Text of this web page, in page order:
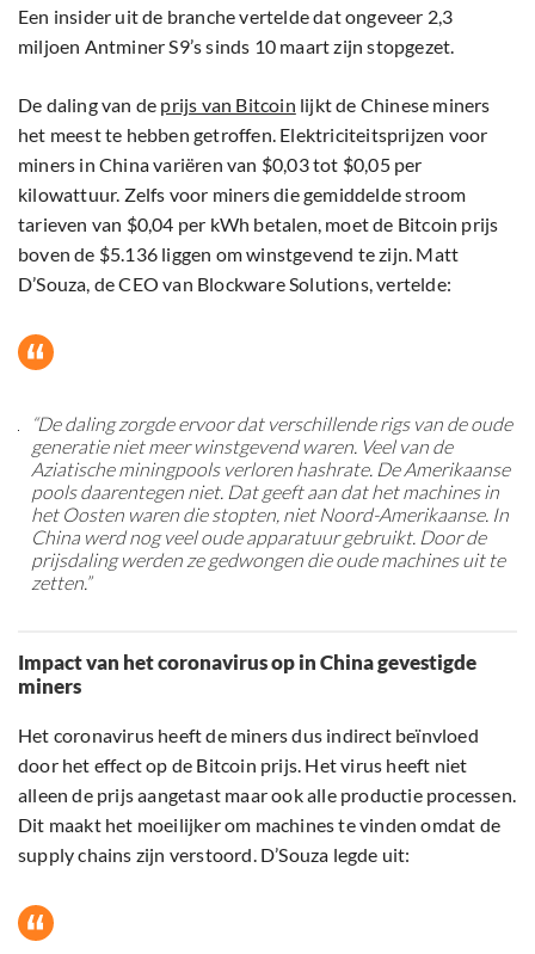
Een insider uit de branche vertelde dat ongeveer 2,3
miljoen Antminer S9’s sinds 10 maart zijn stopgezet.
De daling van de prijs van Bitcoin lijkt de Chinese miners
het meest te hebben getroffen. Elektriciteitsprijzen voor
miners in China variëren van $0,03 tot $0,05 per
kilowattuur. Zelfs voor miners die gemiddelde stroom
tarieven van $0,04 per kWh betalen, moet de Bitcoin prijs
boven de $5.136 liggen om winstgevend te zijn. Matt
D’Souza, de CEO van Blockware Solutions, vertelde:
“De daling zorgde ervoor dat verschillende rigs van de oude
generatie niet meer winstgevend waren. Veel van de
Aziatische miningpools verloren hashrate. De Amerikaanse
pools daarentegen niet. Dat geeft aan dat het machines in
het Oosten waren die stopten, niet Noord-Amerikaanse. In
China werd nog veel oude apparatuur gebruikt. Door de
prijsdaling werden ze gedwongen die oude machines uit te
zetten.”
Impact van het coronavirus op in China gevestigde
miners
Het coronavirus heeft de miners dus indirect beïnvloed
door het effect op de Bitcoin prijs. Het virus heeft niet
alleen de prijs aangetast maar ook alle productie processen.
Dit maakt het moeilijker om machines te vinden omdat de
supply chains zijn verstoord. D’Souza legde uit: